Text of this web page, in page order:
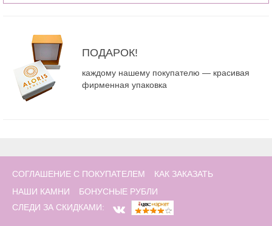
ПОДАРОК!
каждому нашему покупателю — красивая
фирменная упаковка
СОГЛАШЕНИЕ С ПОКУПАТЕЛЕМ
КАК ЗАКАЗАТЬ
НАШИ КАМНИ
БОНУСНЫЕ РУБЛИ
СЛЕДИ ЗА СКИДКАМИ: